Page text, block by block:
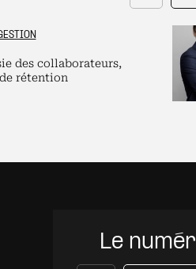
des collaborateurs,
rétention
Le